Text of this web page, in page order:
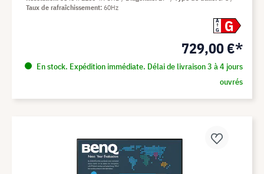
A
G
G
729,00 €*
En stock. Expédition immédiate. Délai de livraison 3 à 4 jours
ouvrés
Taux de rafraîchissement 60Hz